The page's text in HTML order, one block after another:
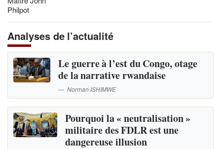
Analyses de l’actualité
Le guerre à l’est du Congo, otage
de la narrative rwandaise
Norman ISHIMWE
Pourquoi la « neutralisation »
militaire des FDLR est une
dangereuse illusion